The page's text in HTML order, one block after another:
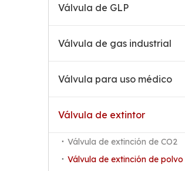
Válvula de GLP
Válvula de gas industrial
Válvula para uso médico
Válvula de extintor
Válvula de extinción de CO2